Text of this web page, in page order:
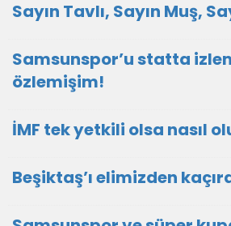
Sayın Tavlı, Sayın Muş,
Samsunspor’u statta
özlemişim!
İMF tek yetkili olsa nasıl
Beşiktaş’ı elimizden